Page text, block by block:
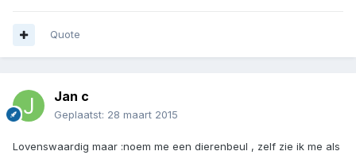
Quote
Jan c
Geplaatst: 28 maart 2015
Lovenswaardig maar :noem me een dierenbeul , zelf zie ik me als